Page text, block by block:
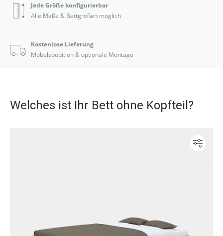
Jede Größe konfigurierbar
Alle Maße & Bettgrößen möglich
Kostenlose Lieferung
Möbelspedition & optionale Montage
Welches ist Ihr Bett ohne Kopfteil?